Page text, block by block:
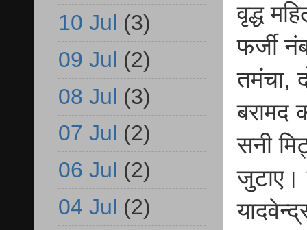
वृद्ध
फर्जी
तमंचा,
बरामद
सनी
जुटाए।
10 Jul (3)
09 Jul (2)
08 Jul (3)
07 Jul (2)
06 Jul (2)
04 Jul (2)